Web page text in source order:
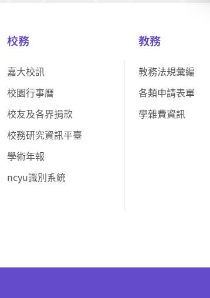
校務
嘉大校訊
校園行事曆
校友及各界捐款
校務研究資訊平臺
學術年報
ncyu識別系統
教務
教務法規彙編
各類申請表單
學雜費資訊